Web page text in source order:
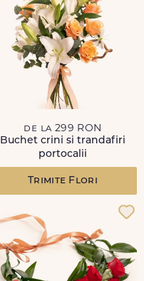
de la 299 RON
Buchet crini si trandafiri
portocalii
Trimite Flori